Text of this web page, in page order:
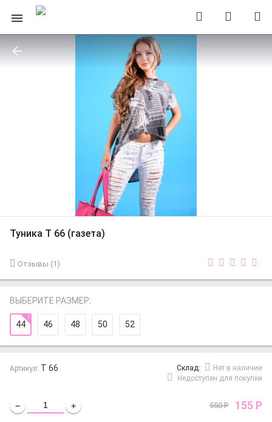
Туника Т 66 (газета)
Отзывы (1 )
ВЫБЕРИТЕ РАЗМЕР:
44 46 48 50 52
Артикул: Т 66 Cклад:
Нет в наличии
Недоступен для покупки
− + 550Р 155 Р